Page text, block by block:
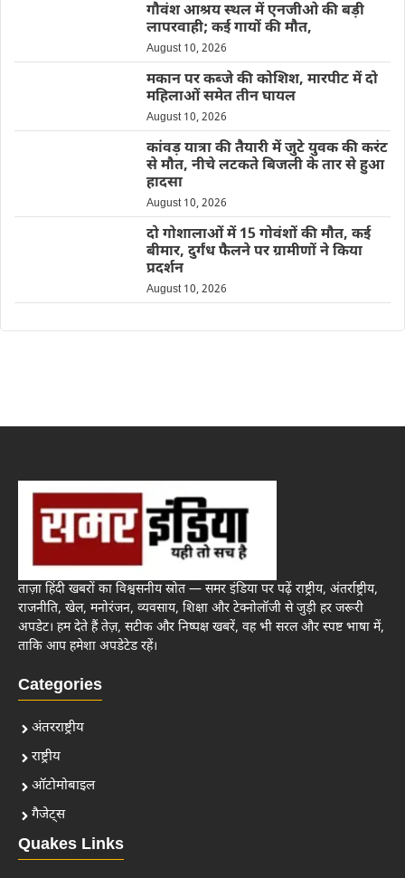
गौवंश आश्रय स्थल में एनजीओ की बड़ी
लापरवाही; कई गायों की मौत,
August 10, 2026
मकान पर कब्जे की कोशिश, मारपीट में दो
महिलाओं समेत तीन घायल
August 10, 2026
कांवड़ यात्रा की तैयारी में जुटे युवक की करंट
से मौत, नीचे लटकते बिजली के तार से हुआ
हादसा
August 10, 2026
दो गोशालाओं में 15 गोवंशों की मौत, कई
बीमार, दुर्गंध फैलने पर ग्रामीणों ने किया
प्रदर्शन
August 10, 2026
ताज़ा हिंदी खबरों का विश्वसनीय स्रोत — समर इंडिया पर पढ़ें राष्ट्रीय, अंतर्राष्ट्रीय,
राजनीति, खेल, मनोरंजन, व्यवसाय, शिक्षा और टेक्नोलॉजी से जुड़ी हर जरूरी
अपडेट। हम देते हैं तेज़, सटीक और निष्पक्ष खबरें, वह भी सरल और स्पष्ट भाषा में,
ताकि आप हमेशा अपडेटेड रहें।
Categories
अंतरराष्ट्रीय
राष्ट्रीय
ऑटोमोबाइल
गैजेट्स
Quakes Links